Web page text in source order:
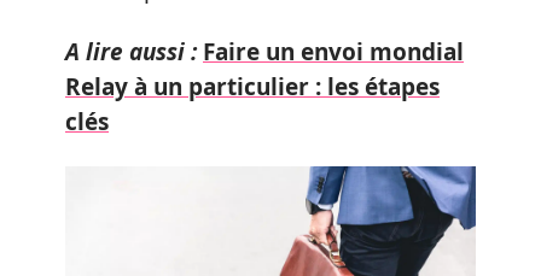
A lire aussi : Faire un envoi mondial
Relay à un particulier : les étapes
clés